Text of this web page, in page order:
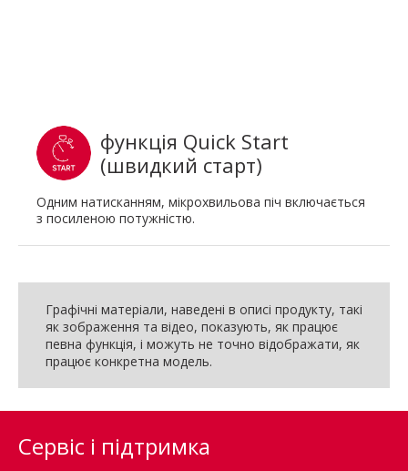
функція Quick Start
(швидкий старт)
Одним натисканням, мікрохвильова піч включається
з посиленою потужністю.
Графічні матеріали, наведені в описі продукту, такі
як зображення та відео, показують, як працює
певна функція, і можуть не точно відображати, як
працює конкретна модель.
Сервіс і підтримка